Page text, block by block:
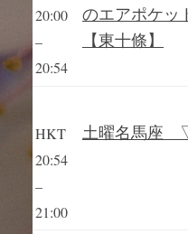
20:00
–
20:54
のエアポケッ
【東十條】
HKT
20:54
–
21:00
土曜名馬座